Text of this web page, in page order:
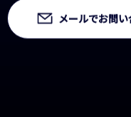
メールでお問い